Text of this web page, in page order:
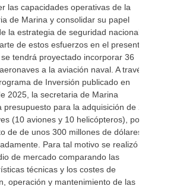
las capacidades operativas de la
de Marina y consolidar su papel
la estrategia de seguridad nacional.
de estos esfuerzos en el presente
tendrá proyectado incorporar 36
a la aviación naval. A través
de Inversión publicado en
2025, la secretaria de Marina
presupuesto para la adquisición de 20
(10 aviones y 10 helicópteros), por
de de unos 300 millones de dólares
Para tal motivo se realizó
de mercado comparando las
técnicas y los costes de
operación y mantenimiento de las